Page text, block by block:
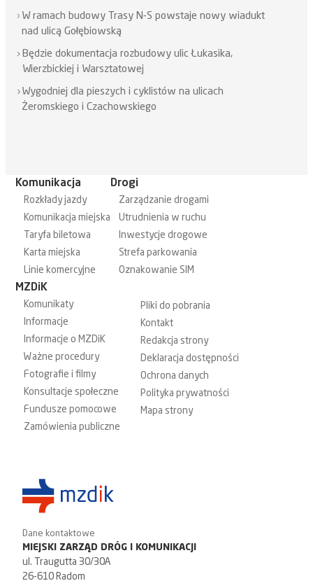
W ramach budowy Trasy N-S powstaje nowy wiadukt
nad ulicą Gołębiowską
Będzie dokumentacja rozbudowy ulic Łukasika,
Wierzbickiej i Warsztatowej
Wygodniej dla pieszych i cyklistów na ulicach
Żeromskiego i Czachowskiego
Komunikacja
Rozkłady jazdy
Komunikacja miejska
Taryfa biletowa
Karta miejska
Linie komercyjne
Drogi
Zarządzanie drogami
Utrudnienia w ruchu
Inwestycje drogowe
Strefa parkowania
Oznakowanie SIM
MZDiK
Komunikaty
Informacje
Informacje o MZDiK
Ważne procedury
Fotografie i filmy
Konsultacje społeczne
Fundusze pomocowe
Zamówienia publiczne
Pliki do pobrania
Kontakt
Redakcja strony
Deklaracja dostępności
Ochrona danych
Polityka prywatności
Mapa strony
Dane kontaktowe
MIEJSKI ZARZĄD DRÓG I KOMUNIKACJI
ul. Traugutta 30/30A
26-610 Radom